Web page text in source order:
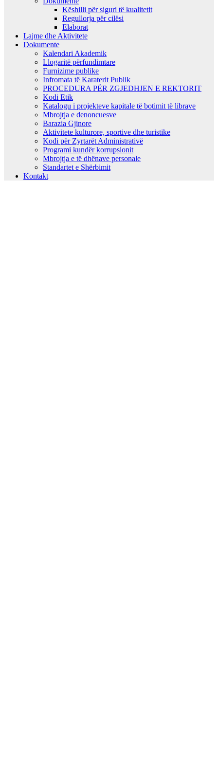
Këshilli për siguri të kualitetit
Regullorja për cilësi
Elaborat
Lajme dhe Aktivitete
Dokumente
Kalendari Akademik
Llogaritë përfundimtare
Furnizime publike
Infromata të Karaterit Publik
PROCEDURA PËR ZGJEDHJEN E REKTORIT
Kodi Etik
Katalogu i projekteve kapitale të botimit të librave
Mbrojtja e denoncuesve
Barazia Gjinore
Aktivitete kulturore, sportive dhe turistike
Kodi për Zyrtarët Administrativë
Programi kundër korrupsionit
Mbrojtja e të dhënave personale
Standartet e Shërbimit
Kontakt